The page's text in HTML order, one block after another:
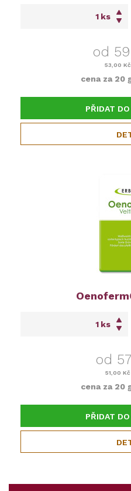
ks
od
53,00 Kč
cena za 20
PŘIDAT
ks
od
51,00 Kč
cena za 20
PŘIDAT